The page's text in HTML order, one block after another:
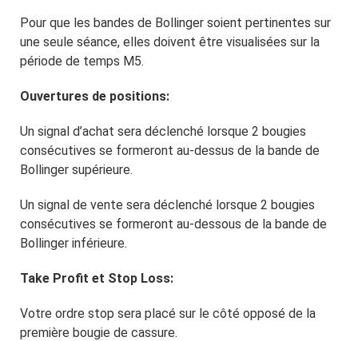
Pour que les bandes de Bollinger soient pertinentes sur
une seule séance, elles doivent être visualisées sur la
période de temps M5.
Ouvertures de positions:
Un signal d’achat sera déclenché lorsque 2 bougies
consécutives se formeront au-dessus de la bande de
Bollinger supérieure.
Un signal de vente sera déclenché lorsque 2 bougies
consécutives se formeront au-dessous de la bande de
Bollinger inférieure.
Take Profit et Stop Loss:
Votre ordre stop sera placé sur le côté opposé de la
première bougie de cassure.